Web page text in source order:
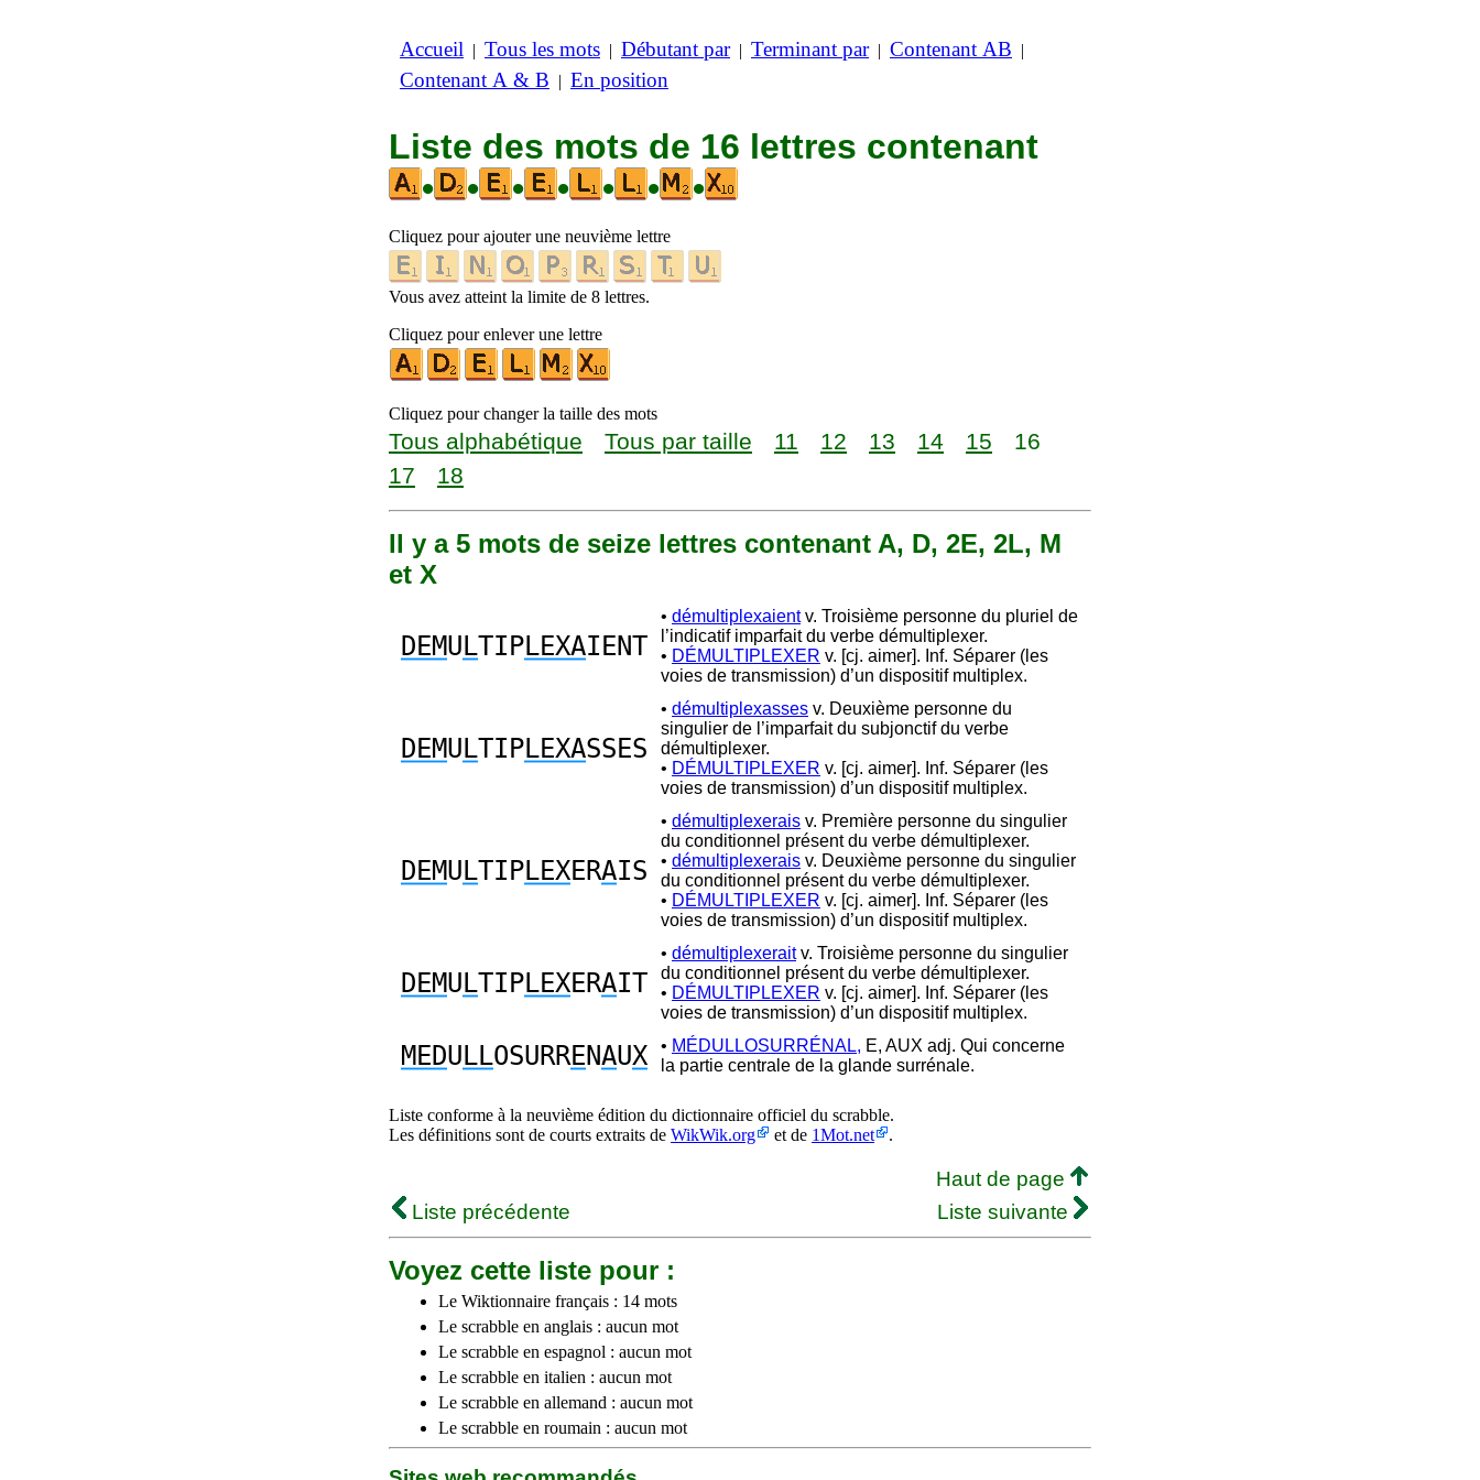
Accueil | Tous les mots | Débutant par| Terminant par| Contenant AB |
Contenant A & B | En position
Liste des mots de 16 lettres contenant
•
• • • • • •
Cliquez pour ajouter une neuvième lettre
Vous avez atteint la limite de 8 lettres.
Cliquez pour enlever une lettre
Cliquez pour changer la taille des mots
Tous alphabétique Tous par taille 11 12 13 14 15
16
17
18
Il y a 5 mots de seize lettres contenant A, D, 2E, 2L, M
et X
DEMU LTIPLEXAIENT
• démultiplexaientv. Troisième personne du pluriel de
l’indicatif imparfait du verbe démultiplexer.
• DÉMULTIPLEXER v. [cj. aimer]. Inf. Séparer (les
voies de transmission) d’un dispositif multiplex.
DEMU LTIPLEXASSES
• démultiplexasses v. Deuxième personne du
singulier de l’imparfait du subjonctif du verbe
démultiplexer.
• DÉMULTIPLEXER v. [cj. aimer]. Inf. Séparer (les
voies de transmission) d’un dispositif multiplex.
DEMU LTIPLEXERAIS
• démultiplexerais v. Première personne du singulier
du conditionnel présent du verbe démultiplexer.
• démultiplexerais v. Deuxième personne du singulier
du conditionnel présent du verbe démultiplexer.
• DÉMULTIPLEXER v. [cj. aimer]. Inf. Séparer (les
voies de transmission) d’un dispositif multiplex.
DEMU LTIPLEXERAIT
• démultiplexeraitv. Troisième personne du singulier
du conditionnel présent du verbe démultiplexer.
• DÉMULTIPLEXER v. [cj. aimer]. Inf. Séparer (les
voies de transmission) d’un dispositif multiplex.
MEDU LLOSURRENAUX • MÉDULLOSURRÉNAL, E, AUX adj. Qui concerne
la partie centrale de la glande surrénale.
Liste conforme à la neuvième édition du dictionnaire officiel du scrabble.
Les définitions sont de courts extraits de WikWik.org et de 1Mot.net .
Haut de page
Liste précédente
Liste suivante
Voyez cette liste pour :
Le Wiktionnaire français : 14 mots
Le scrabble en anglais : aucun mot
Le scrabble en espagnol : aucun mot
Le scrabble en italien : aucun mot
Le scrabble en allemand : aucun mot
Le scrabble en roumain : aucun mot